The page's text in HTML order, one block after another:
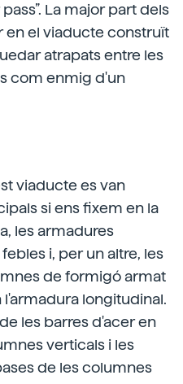
La major part dels
en el viaducte construït
atrapats entre les
com enmig d'un
viaducte es van
si ens fixem en la
les armadures
i, per un altre, les
de formigó armat
longitudinal.
les barres d'acer en
verticals i les
de les columnes